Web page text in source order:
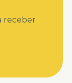
receber